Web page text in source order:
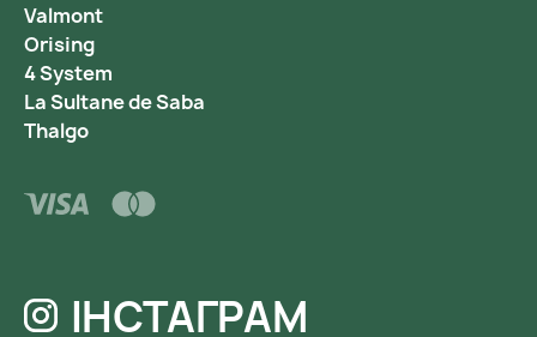
Valmont
Orising
4 System
La Sultane de Saba
Thalgo
ІНСТАГРАМ